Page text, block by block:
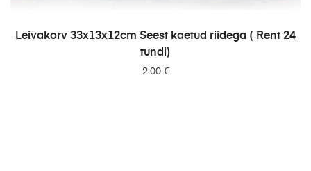
LISA PÄRINGUSSE
Leivakorv 33x13x12cm Seest kaetud riidega ( Rent 24
tundi)
2.00 €